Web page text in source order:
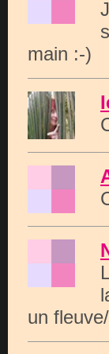
main :-)
un